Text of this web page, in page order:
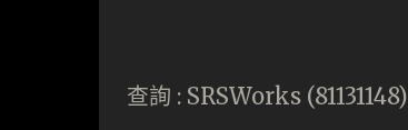
查詢 : SRSWorks (81131148)